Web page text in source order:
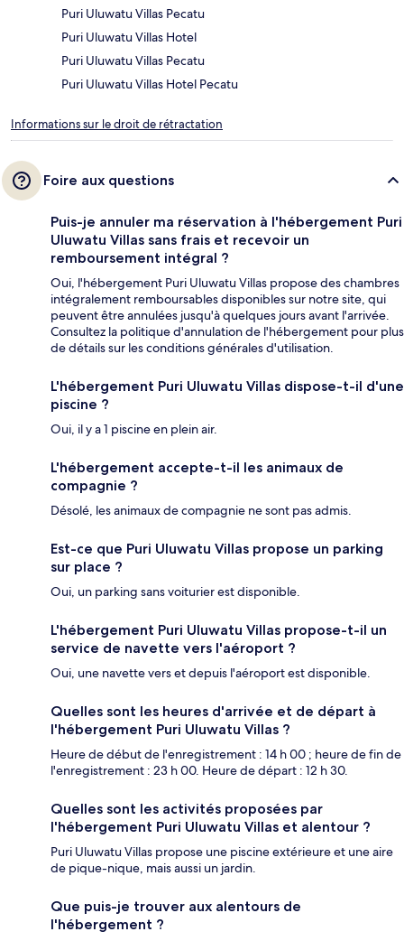
Puri Uluwatu Villas Pecatu
Puri Uluwatu Villas Hotel
Puri Uluwatu Villas Pecatu
Puri Uluwatu Villas Hotel Pecatu
Informations sur le droit de rétractation
Foire aux questions
Puis-je annuler ma réservation à l'hébergement Puri
Uluwatu Villas sans frais et recevoir un
remboursement intégral ?
Oui, l'hébergement Puri Uluwatu Villas propose des chambres
intégralement remboursables disponibles sur notre site, qui
peuvent être annulées jusqu'à quelques jours avant l'arrivée.
Consultez la politique d'annulation de l'hébergement pour plus
de détails sur les conditions générales d'utilisation.
L'hébergement Puri Uluwatu Villas dispose-t-il d'une
piscine ?
Oui, il y a 1 piscine en plein air.
L'hébergement accepte-t-il les animaux de
compagnie ?
Désolé, les animaux de compagnie ne sont pas admis.
Est-ce que Puri Uluwatu Villas propose un parking
sur place ?
Oui, un parking sans voiturier est disponible.
L'hébergement Puri Uluwatu Villas propose-t-il un
service de navette vers l'aéroport ?
Oui, une navette vers et depuis l'aéroport est disponible.
Quelles sont les heures d'arrivée et de départ à
l'hébergement Puri Uluwatu Villas ?
Heure de début de l'enregistrement : 14 h 00 ; heure de fin de
l'enregistrement : 23 h 00. Heure de départ : 12 h 30.
Quelles sont les activités proposées par
l'hébergement Puri Uluwatu Villas et alentour ?
Puri Uluwatu Villas propose une piscine extérieure et une aire
de pique-nique, mais aussi un jardin.
Que puis-je trouver aux alentours de
l'hébergement ?